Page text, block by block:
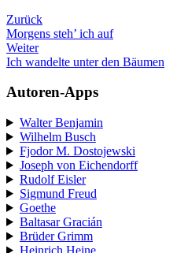
Zurück
Morgens steh’ ich auf
Weiter
Ich wandelte unter den Bäumen
Autoren-Apps
Walter Benjamin
Wilhelm Busch
Fjodor M. Dostojewski
Joseph von Eichendorff
Rudolf Eisler
Sigmund Freud
Goethe
Baltasar Gracián
Brüder Grimm
Heinrich Heine